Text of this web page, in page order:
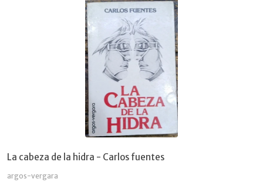
La cabeza de la hidra - Carlos fuentes
argos-vergara